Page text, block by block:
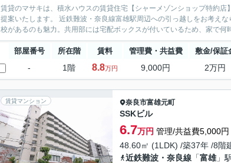
賃貸のマサキは、積水ハウスの賃貸住宅【シャーメゾンショップ特約
提案いたします。 近鉄難波・奈良線富雄駅周辺への引っ越しをお考
校があるのも魅力。共用部には宅配ボックスが付いているため、家で
部屋番号 所在階 賃料 管理費・共益費 敷金/保証
- 1階 8.8万円 9,000円 2万円
賃貸マンション 奈良市富雄元町
SSKビル
6.7万円 管理/共益費5,000円
48.60㎡ (1LDK) /築37年 /8階
近鉄難波・奈良線 「富雄」